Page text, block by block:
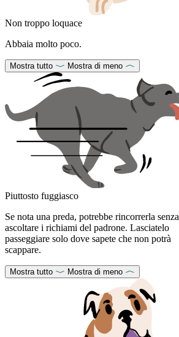
Non troppo loquace
Abbaia molto poco.
Mostra tutto Mostra di meno
Piuttosto fuggiasco
Se nota una preda, potrebbe rincorrerla senza
ascoltare i richiami del padrone. Lasciatelo
passeggiare solo dove sapete che non potrà
scappare.
Mostra tutto Mostra di meno